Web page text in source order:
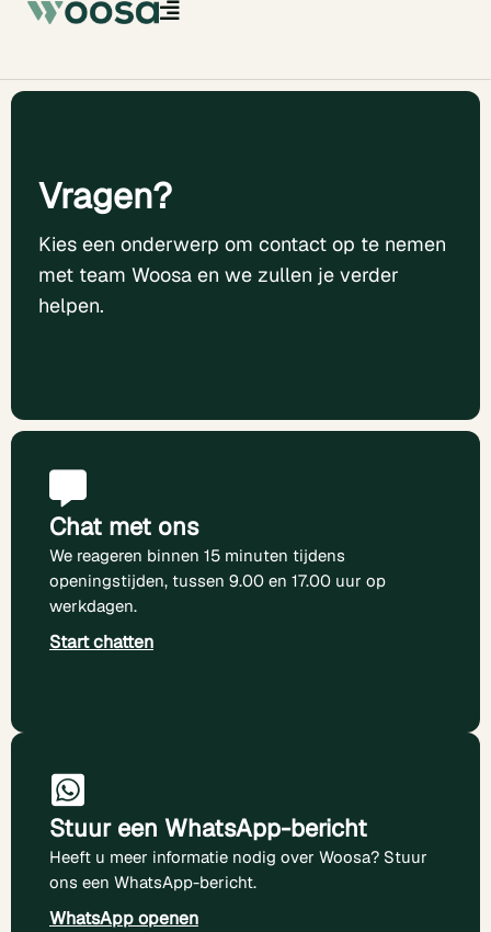
Vragen?
Kies een onderwerp om contact op te nemen
met team Woosa en we zullen je verder
helpen.
Chat met ons
We reageren binnen 15 minuten tijdens
openingstijden, tussen 9.00 en 17.00 uur op
werkdagen.
Start chatten
Stuur een WhatsApp-bericht
Heeft u meer informatie nodig over Woosa? Stuur
ons een WhatsApp-bericht.
WhatsApp openen